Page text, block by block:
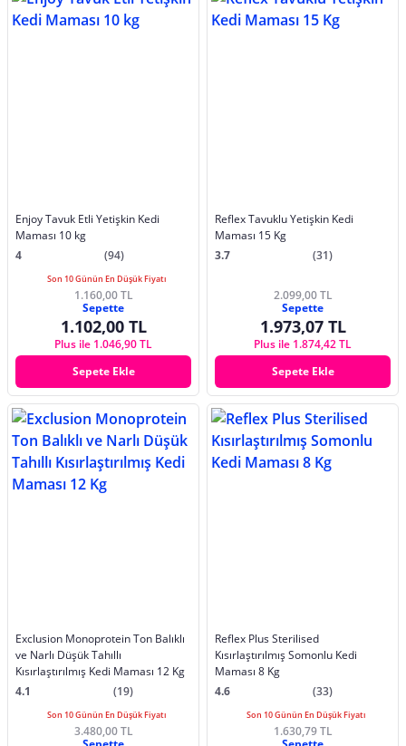
Enjoy Tavuk Etli Yetişkin Kedi
Maması 10 kg
4
(94)
Son 10 Günün En Düşük Fiyatı
1.160,00 TL
Sepette
1.102,00 TL
Plus ile 1.046,90 TL
Sepete Ekle
Reflex Tavuklu Yetişkin Kedi
Maması 15 Kg
3.7
(31)
2.099,00 TL
Sepette
1.973,07 TL
Plus ile 1.874,42 TL
Sepete Ekle
Exclusion Monoprotein Ton Balıklı
ve Narlı Düşük Tahıllı
Kısırlaştırılmış Kedi Maması 12 Kg
4.1
(19)
Son 10 Günün En Düşük Fiyatı
3.480,00 TL
Reflex Plus Sterilised
Kısırlaştırılmış Somonlu Kedi
Maması 8 Kg
4.6
(33)
Son 10 Günün En Düşük Fiyatı
1.630,79 TL